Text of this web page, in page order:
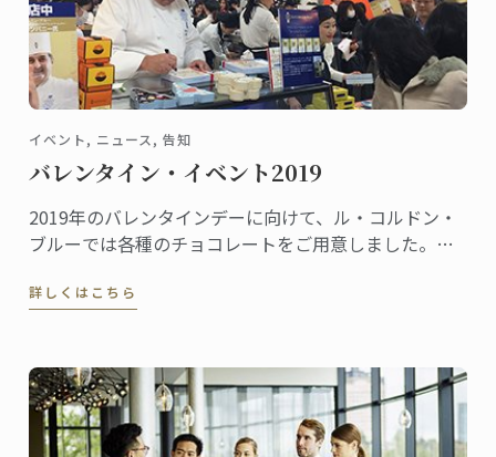
イベント, ニュース, 告知
バレンタイン・イベント2019
2019年のバレンタインデーに向けて、ル・コルドン・
ブルーでは各種のチョコレートをご用意しました。こ
れ、東京校と神戸校のシェフ講師たちも応援に駆けつ
詳しくはこちら